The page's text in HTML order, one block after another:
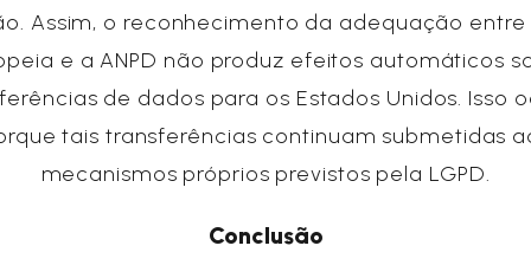
Assim, o reconhecimento da adequação entre
e a ANPD não produz efeitos automáticos
de dados para os Estados Unidos. Isso
tais transferências continuam submetidas
mecanismos próprios previstos pela LGPD.
Conclusão